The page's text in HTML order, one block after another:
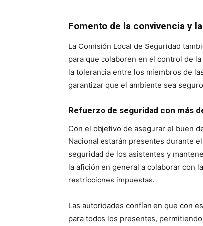
Fomento de la convivencia y
La Comisión Local de Seguridad
para que colaboren en el control de
la tolerancia entre los miembros de
garantizar que el ambiente sea
Refuerzo de seguridad con más
Con el objetivo de asegurar el buen
Nacional estarán presentes durante
seguridad de los asistentes y
la afición en general a colaborar con
restricciones impuestas.
Las autoridades confían en que con
para todos los presentes,